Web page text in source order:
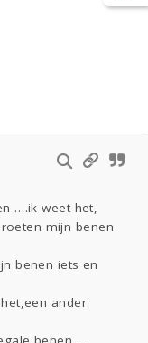
Klussen
Zien
….ik weet het,
mijn benen
benen iets en
ander